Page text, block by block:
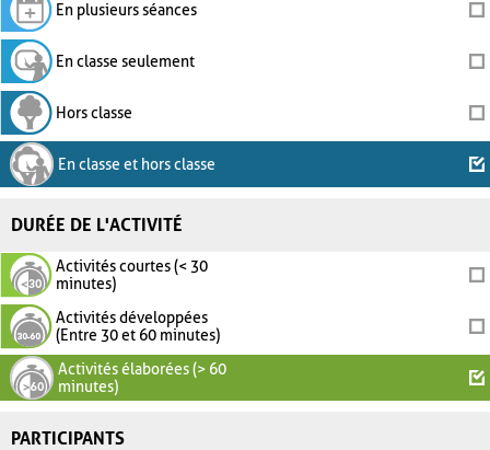
En plusieurs séances
En classe seulement
Hors classe
En classe et hors classe
DURÉE DE L'ACTIVITÉ
Activités courtes (< 30
minutes)
Activités développées
(Entre 30 et 60 minutes)
Activités élaborées (> 60
minutes)
PARTICIPANTS